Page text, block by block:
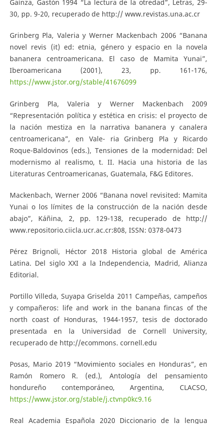
Gaínza, Gastón 1994 “La lectura de la otredad”, Letras, 29-
30, pp. 9-20, recuperado de http:// www.revistas.una.ac.cr
Grinberg Pla, Valeria y Werner Mackenbach 2006 “Banana
novel revis (it) ed: etnia, género y espacio en la novela
bananera centroamericana. El caso de Mamita Yunai”,
Iberoamericana (2001), 23, pp. 161-176,
https://www.jstor.org/stable/41676099
Grinberg Pla, Valeria y Werner Mackenbach 2009
“Representación política y estética en crisis: el proyecto de
la nación mestiza en la narrativa bananera y canalera
centroamericana”, en Vale- ria Grinberg Pla y Ricardo
Roque-Baldovinos (eds.), Tensiones de la modernidad: Del
modernismo al realismo, t. II. Hacia una historia de las
Literaturas Centroamericanas, Guatemala, F&G Editores.
Mackenbach, Werner 2006 “Banana novel revisited: Mamita
Yunai o los límites de la construcción de la nación desde
abajo”, Káñina, 2, pp. 129-138, recuperado de http://
www.repositorio.ciicla.ucr.ac.cr:808, ISSN: 0378-0473
Pérez Brignoli, Héctor 2018 Historia global de América
Latina. Del siglo XXI a la Independencia, Madrid, Alianza
Editorial.
Portillo Villeda, Suyapa Griselda 2011 Campeñas, campeños
y compañeros: life and work in the banana fincas of the
north coast of Honduras, 1944-1957, tesis de doctorado
presentada en la Universidad de Cornell University,
recuperado de http://ecommons. cornell.edu
Posas, Mario 2019 “Movimiento sociales en Honduras”, en
Ramón Romero R. (ed.), Antología del pensamiento
hondureño contemporáneo, Argentina, CLACSO,
https://www.jstor.org/stable/j.ctvnp0kc9.16
Real Academia Española 2020 Diccionario de la lengua